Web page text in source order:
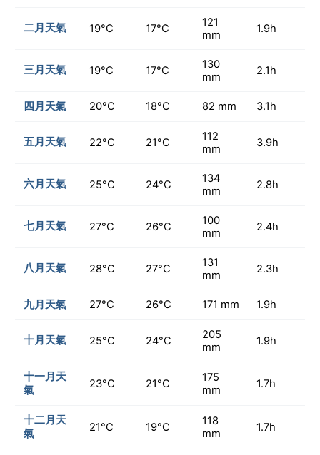
二月天氣 19°C 17°C
121
mm
1.9h
三月天氣 19°C 17°C
130
mm
2.1h
四月天氣 20°C 18°C 82 mm 3.1h
五月天氣 22°C 21°C
112
mm
3.9h
六月天氣 25°C 24°C
134
mm
2.8h
七月天氣 27°C 26°C
100
mm
2.4h
八月天氣 28°C 27°C
131
mm
2.3h
九月天氣 27°C 26°C 171 mm 1.9h
十月天氣 25°C 24°C
205
mm
1.9h
十一月天
氣
23°C 21°C
175
mm
1.7h
十二月天
氣
21°C 19°C
118
mm
1.7h